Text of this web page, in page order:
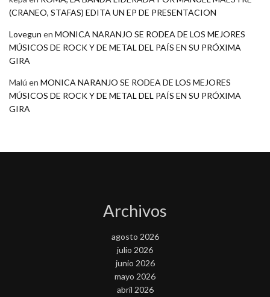
(CRANEO, STAFAS) EDITA UN EP DE PRESENTACION
Lovegun en MONICA NARANJO SE RODEA DE LOS MEJORES
MÚSICOS DE ROCK Y DE METAL DEL PAÍS EN SU PRÓXIMA
GIRA
Malú en MONICA NARANJO SE RODEA DE LOS MEJORES
MÚSICOS DE ROCK Y DE METAL DEL PAÍS EN SU PRÓXIMA
GIRA
Archivos
agosto 2026
julio 2026
junio 2026
mayo 2026
abril 2026